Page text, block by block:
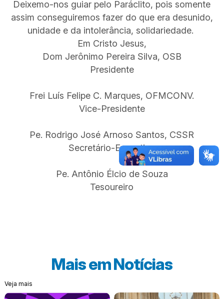
Deixemo-nos guiar pelo Paráclito, pois somente
assim conseguiremos fazer do que era desunido,
unidade e da intolerância, solidariedade.
Em Cristo Jesus,
Dom Jerônimo Pereira Silva, OSB
Presidente
Frei Luís Felipe C. Marques, OFMCONV.
Vice-Presidente
Pe. Rodrigo José Arnoso Santos, CSSR
Secretário-Executivo
Pe. Antônio Élcio de Souza
Tesoureiro
Mais emNotícias
Veja mais